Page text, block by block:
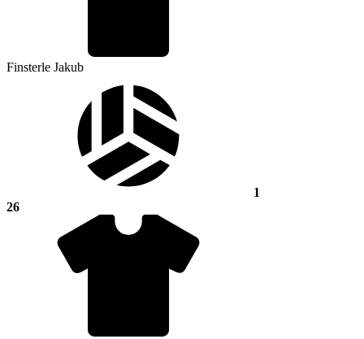
Finsterle Jakub
1
26